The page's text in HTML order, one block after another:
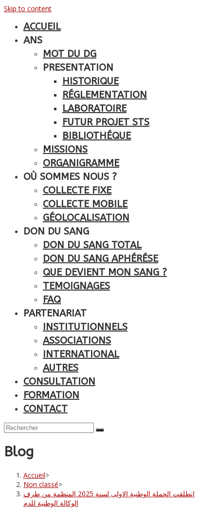
Skip to content
ACCUEIL
ANS
MOT DU DG
PRESENTATION
HISTORIQUE
RÉGLEMENTATION
LABORATOIRE
FUTUR PROJET STS
BIBLIOTHÉQUE
MISSIONS
ORGANIGRAMME
OÙ SOMMES NOUS ?
COLLECTE FIXE
COLLECTE MOBILE
GÉOLOCALISATION
DON DU SANG
DON DU SANG TOTAL
DON DU SANG APHÉRÉSE
QUE DEVIENT MON SANG ?
TEMOIGNAGES
FAQ
PARTENARIAT
INSTITUTIONNELS
ASSOCIATIONS
INTERNATIONAL
AUTRES
CONSULTATION
FORMATION
CONTACT
Blog
Accueil>
Non classé>
انطلقت الحملة الوطنية الاولى لسنة 2025 المنظمة من طرف
الوكالة الوطنية للدم